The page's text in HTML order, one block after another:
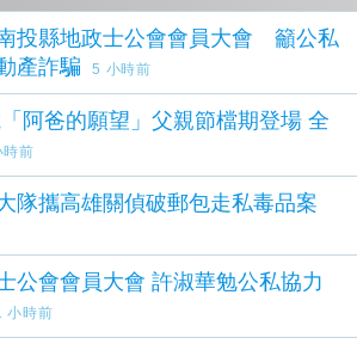
投縣地政士公會會員大會 籲公私
產詐騙
5 小時前
阿爸的願望」父親節檔期登場 全
時前
隊攜高雄關偵破郵包走私毒品案
大會 許淑華勉公私協力
小時前